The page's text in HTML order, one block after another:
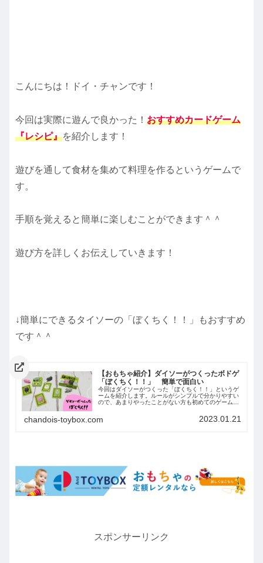
こんにちは！ドイ・チャンです！
今回は実際に遊んで良かった！ おすすめカードゲーム
『レシピ』を紹介します！
遊びを通して食材を集めて料理を作るというゲームで
す。
手順を覚えると簡単に楽しむことができます＾＾
遊び方を詳しくお伝えしていきます！
↓簡単にできるタイソーの「ぼくちく！！」もおすすめ
です＾＾
【おもちゃ紹介】ダイソーがつくったボドゲ
「ぼくちく！！」 簡単で面白い
今回はダイソーがつくった「ぼくちく！！」というゲ
ームを紹介します。ルールがシンプルで分かりやすい
ので、あまりやったことがない方も初めてのゲームと
chandois-toybox.com 2023.01.21
スポンサーリンク